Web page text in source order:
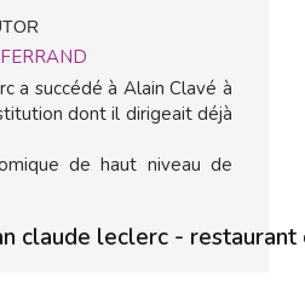
a succédé à Alain Clavé à
dont il dirigeait déjà
de haut niveau de
claude leclerc - restaurant